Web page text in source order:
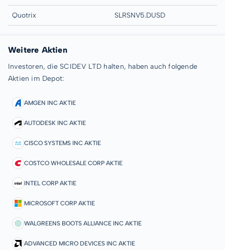
Quotrix SLRSNV5.DUSD
Weitere Aktien
Investoren, die SCIDEV LTD halten, haben auch folgende
Aktien im Depot:
AMGEN INC AKTIE
AUTODESK INC AKTIE
CISCO SYSTEMS INC AKTIE
COSTCO WHOLESALE CORP AKTIE
INTEL CORP AKTIE
MICROSOFT CORP AKTIE
WALGREENS BOOTS ALLIANCE INC AKTIE
ADVANCED MICRO DEVICES INC AKTIE